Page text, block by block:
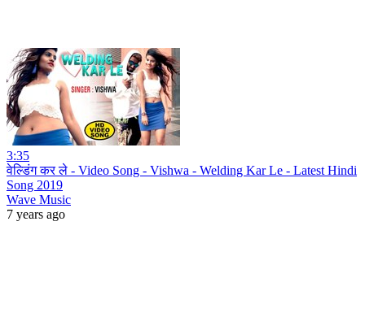
3:35
वेल्डिंग कर ले - Video Song - Vishwa - Welding Kar Le - Latest Hindi
Song 2019
Wave Music
7 years ago